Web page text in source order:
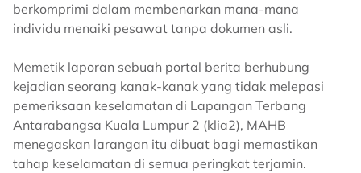
berkomprimi dalam membenarkan mana-mana
individu menaiki pesawat tanpa dokumen asli.
Memetik laporan sebuah portal berita berhubung
kejadian seorang kanak-kanak yang tidak melepasi
pemeriksaan keselamatan di Lapangan Terbang
Antarabangsa Kuala Lumpur 2 (klia2), MAHB
menegaskan larangan itu dibuat bagi memastikan
tahap keselamatan di semua peringkat terjamin.